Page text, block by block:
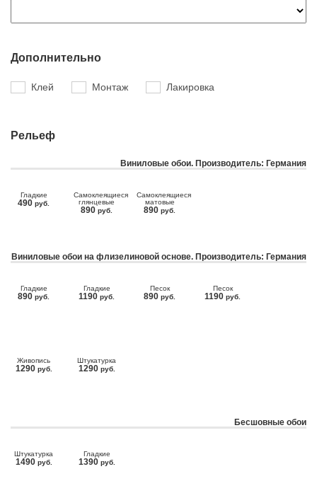
Дополнительно
Клей Монтаж Лакировка
Рельеф
Виниловые обои. Производитель: Германия
Гладкие
490 руб.
Самоклеящиеся
глянцевые
890 руб.
Самоклеящиеся
матовые
890 руб.
Виниловые обои на флизелиновой основе. Производитель: Германия
Гладкие
890 руб.
Гладкие
1190 руб.
Песок
890 руб.
Песок
1190 руб.
Живопись
1290 руб.
Штукатурка
1290 руб.
Бесшовные обои
Штукатурка
1490 руб.
Гладкие
1390 руб.